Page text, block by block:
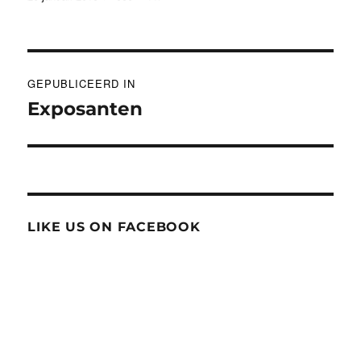
navigatie
GEPUBLICEERD IN
Exposanten
LIKE US ON FACEBOOK